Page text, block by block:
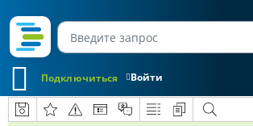
Войти
Подключиться